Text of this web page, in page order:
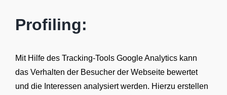
Profiling:
Mit Hilfe des Tracking-Tools Google Analytics kann
das Verhalten der Besucher der Webseite bewertet
und die Interessen analysiert werden. Hierzu erstellen